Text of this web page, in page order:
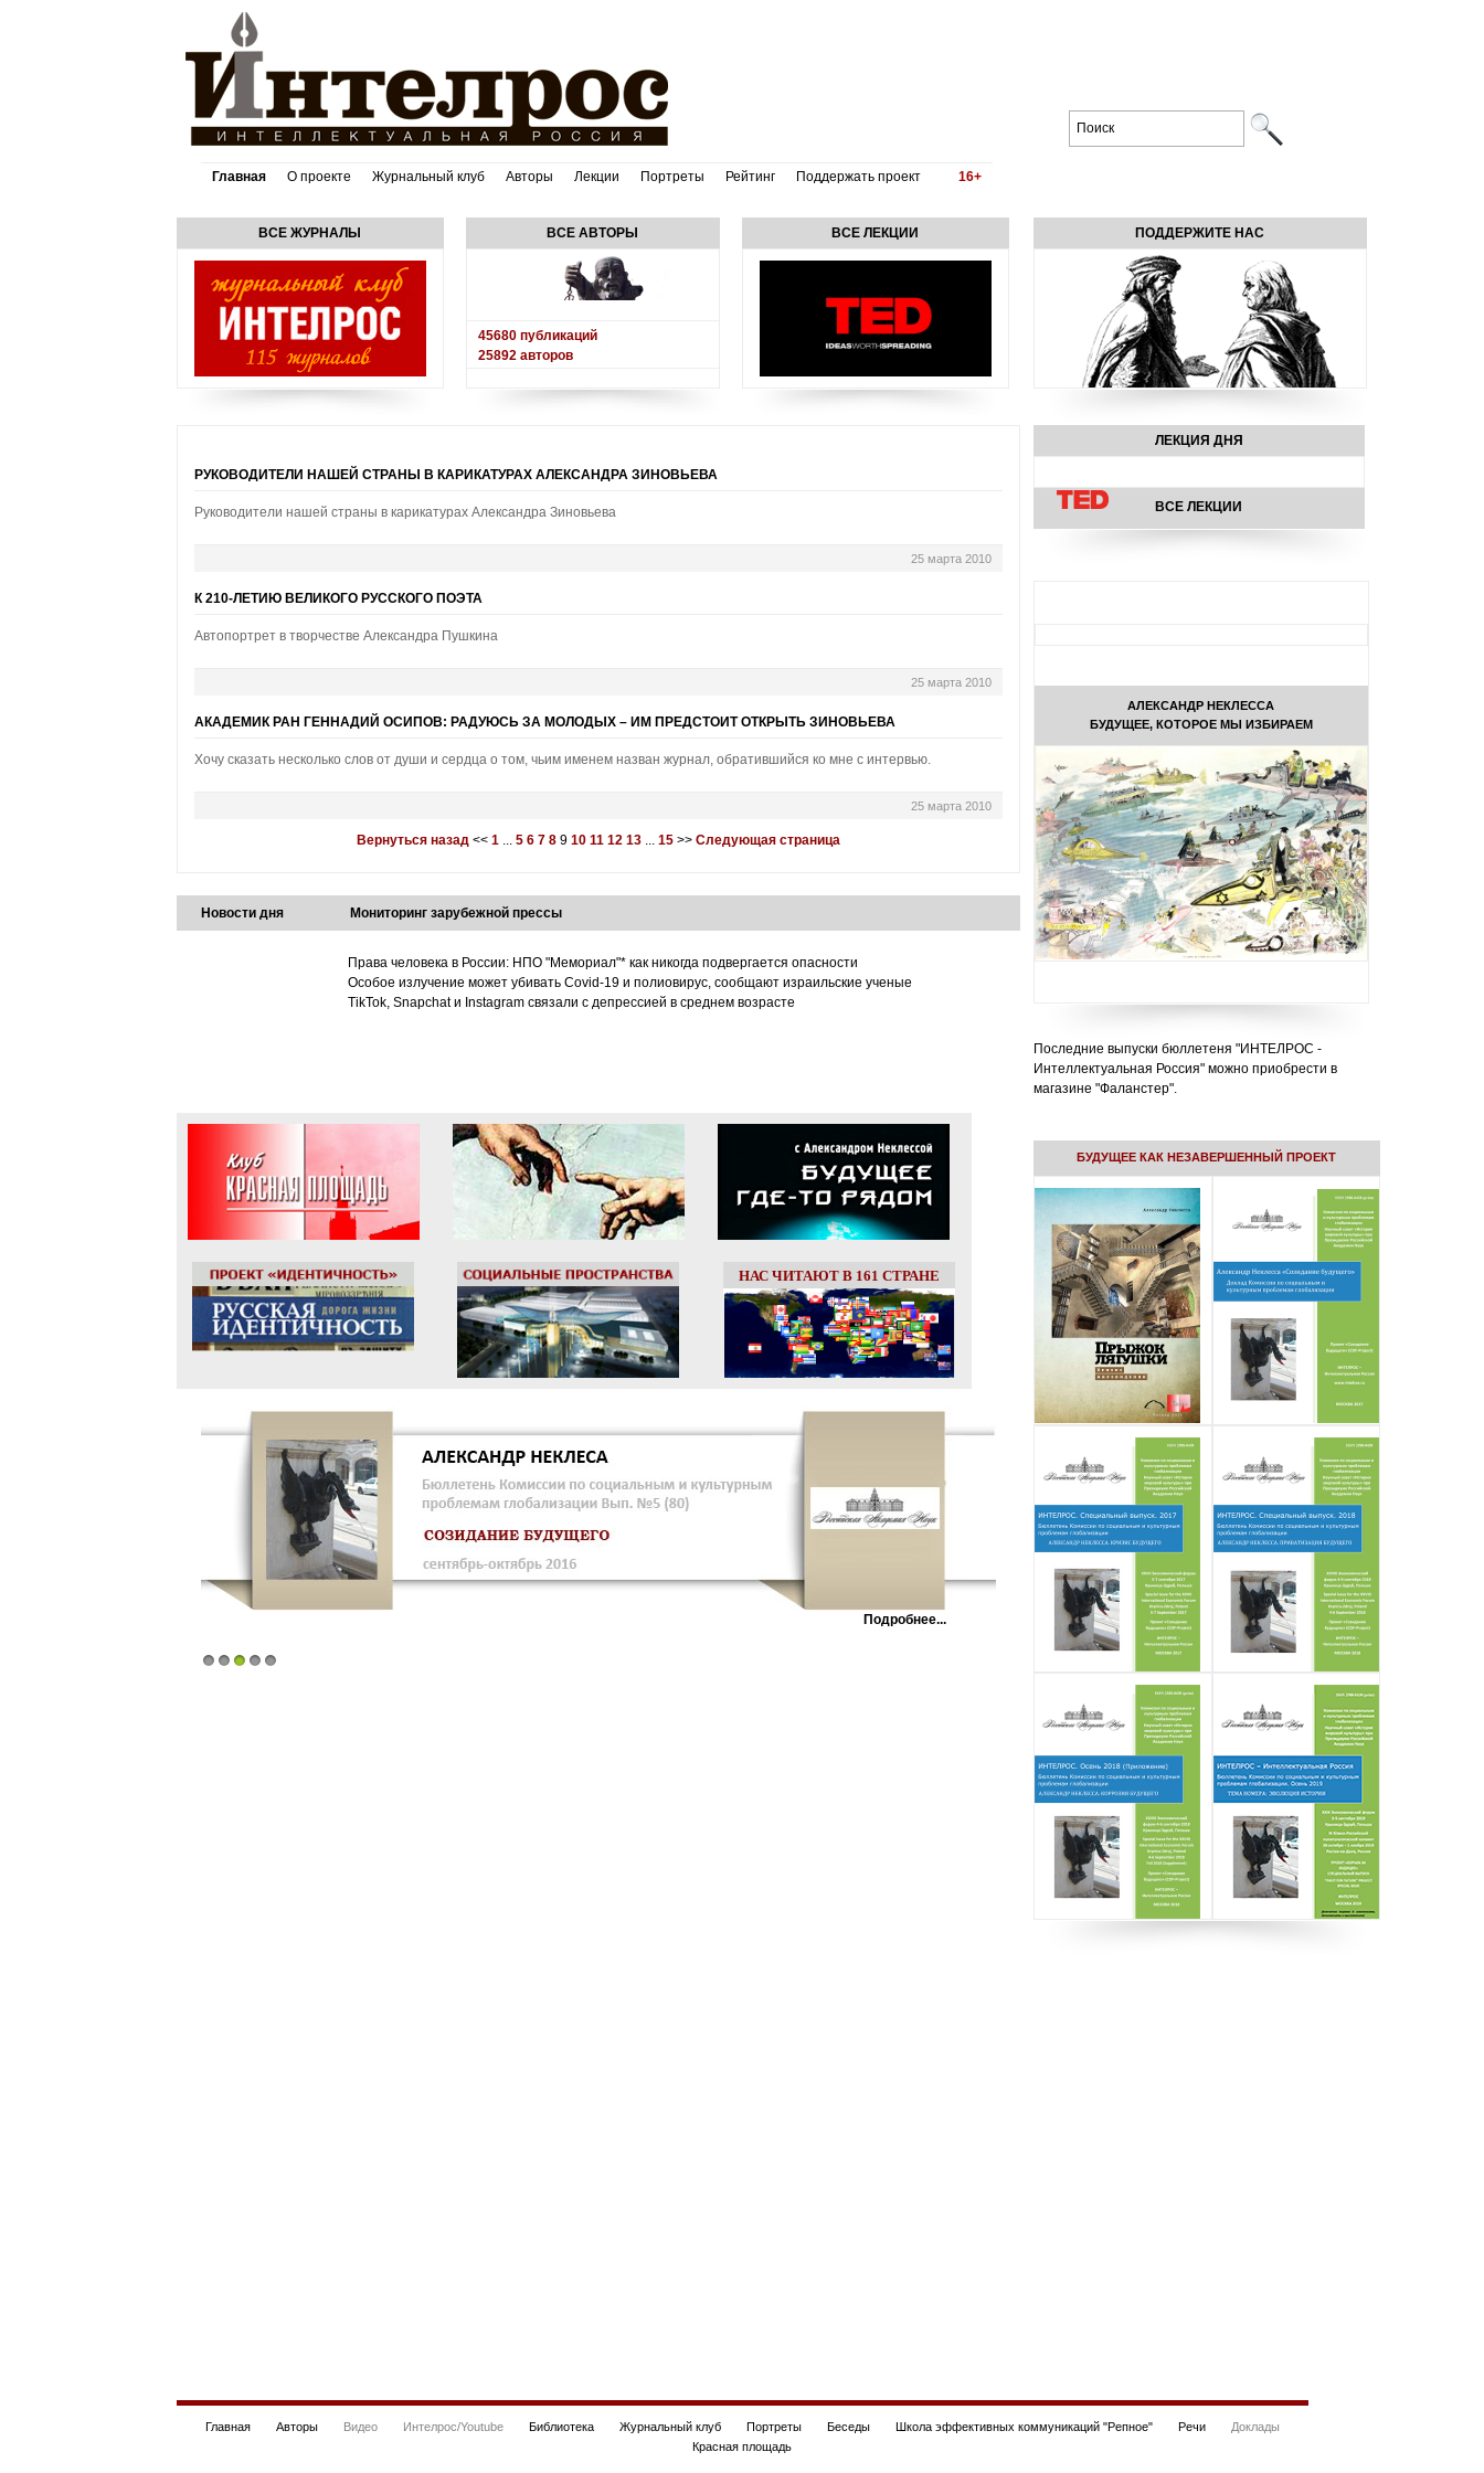
Главная О проекте Журнальный клуб Авторы Лекции Портреты Рейтинг Поддержать проект 16+
ВСЕ ЖУРНАЛЫ ВСЕ АВТОРЫ
45680публикаций
25892авторов
ВСЕ ЛЕКЦИИ
РУКОВОДИТЕЛИ НАШЕЙ СТРАНЫ В КАРИКАТУРАХ АЛЕКСАНДРА ЗИНОВЬЕВА
Руководители нашей страны в карикатурах Александра Зиновьева
25 марта 2010
К 210-ЛЕТИЮ ВЕЛИКОГО РУССКОГО ПОЭТА
Автопортрет в творчестве Александра Пушкина
25 марта 2010
АКАДЕМИК РАН ГЕННАДИЙ ОСИПОВ: РАДУЮСЬ ЗА МОЛОДЫХ – ИМ ПРЕДСТОИТ ОТКРЫТЬ ЗИНОВЬЕВА
Хочу сказать несколько слов от души и сердца о том, чьим именем назван журнал, обратившийся ко мне с интервью.
25 марта 2010
Вернуться назад<< 1 ... 5 6 7 8 9 10 11 12 13 ... 15>> Следующая страница
Новости дня Мониторинг зарубежной прессы
Права человека в России: НПО "Мемориал"* как никогда подвергается опасности
Особое излучение может убивать Covid-19 и полиовирус, сообщают израильские ученые
TikTok, Snapchat и Instagram связали с депрессией в среднем возрасте
НАС ЧИТАЮТ В 161 СТРАНЕ
Подробнее...
ПОДДЕРЖИТЕ НАС
ЛЕКЦИЯ ДНЯ
ВСЕ ЛЕКЦИИ
АЛЕКСАНДР НЕКЛЕССА
БУДУЩЕЕ, КОТОРОЕ МЫ ИЗБИРАЕМ
Последние выпуски бюллетеня "ИНТЕЛРОС -
Интеллектуальная Россия" можно приобрести в
магазине "Фаланстер".
БУДУЩЕЕ КАК НЕЗАВЕРШЕННЫЙ ПРОЕКТ
Главная Авторы Видео Интелрос/Youtube Библиотека Журнальный клуб Портреты Беседы Школа эффективных коммуникаций "Репное" Речи
Доклады
Красная площадь